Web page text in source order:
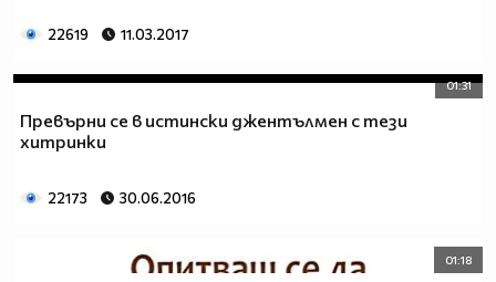
22619 11.03.2017
01:31
Превърни се в истински джентълмен с тези
хитринки
22173 30.06.2016
01:18